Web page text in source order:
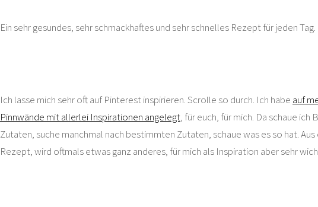
Ein sehr gesundes, sehr schmackhaftes und sehr schnelles Rezept für jeden Tag.
Ich lasse mich sehr oft auf Pinterest inspirieren. Scrolle so durch. Ich habe auf
Pinnwände mit allerlei Inspirationen angelegt, für euch, für mich. Da schaue ich
Zutaten, suche manchmal nach bestimmten Zutaten, schaue was es so hat.
Rezept, wird oftmals etwas ganz anderes, für mich als Inspiration aber sehr